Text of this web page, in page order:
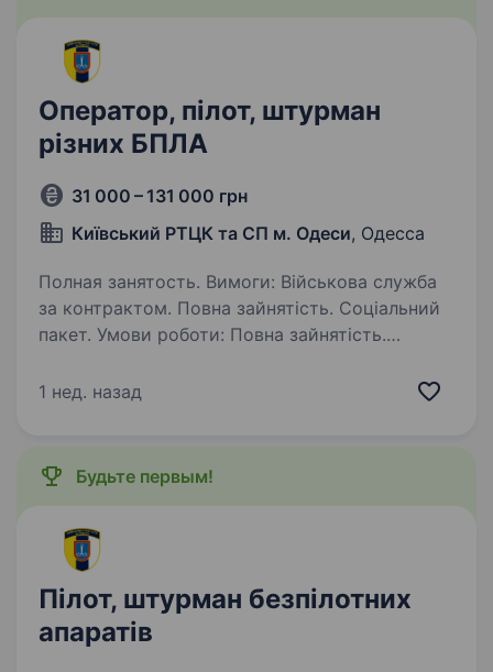
Оператор, пілот, штурман
різних БПЛА
31 000 – 131 000 грн
Київський РТЦК та СП м. Одеси, Одесса
Полная занятость. Вимоги: Військова служба
за контрактом. Повна зайнятість. Соціальний
пакет. Умови роботи: Повна зайнятість.
1 нед. назад
Будьте первым!
Пілот, штурман безпілотних
апаратів